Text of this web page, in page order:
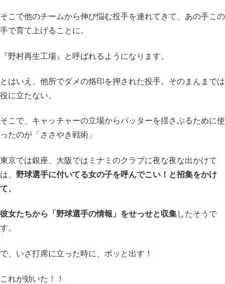
そこで他のチームから伸び悩む投手を連れてきて、あの手この
手で育て上げることに。
『野村再生工場』と呼ばれるようになります。
とはいえ、他所でダメの烙印を押された投手。そのまんまでは
役に立たない。
そこで、キャッチャーの立場からバッターを揺さぶるために使
ったのが「ささやき戦術」
東京では銀座、大阪ではミナミのクラブに夜な夜な出かけて
は、 野球選手に付いてる女の子を呼んでこい！と招集をかけ
て、
彼女たちから「野球選手の情報」をせっせと収集したそうで
す。
で、いざ打席に立った時に、ポッと出す！
これが効いた！！